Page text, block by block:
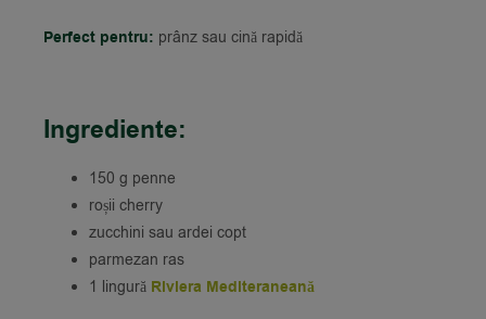
Perfect pentru: prânz sau cină rapidă
Ingrediente:
150 g penne
roșii cherry
zucchini sau ardei copt
parmezan ras
1 lingură Riviera Mediteraneană